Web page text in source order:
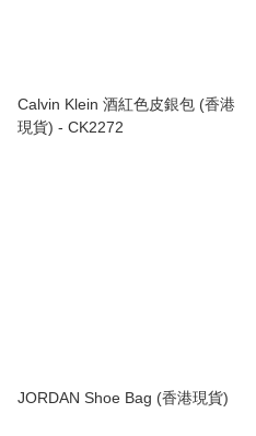
Calvin Klein 酒紅色皮銀包 (香港
現貨) - CK2272
JORDAN Shoe Bag (香港現貨)